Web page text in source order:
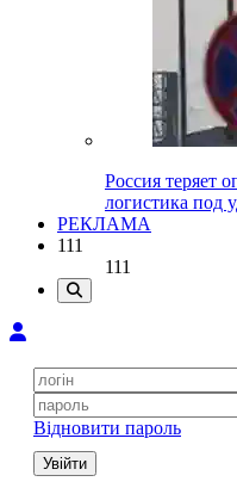
Россия теряет
логистика под
РЕКЛАМА
111
111
Відновити пароль
Увійти